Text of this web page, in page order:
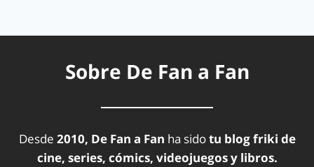
Sobre De Fan a Fan
Desde 2010, De Fan a Fan ha sidotu blog friki de
cine, series, cómics, videojuegos y libros.